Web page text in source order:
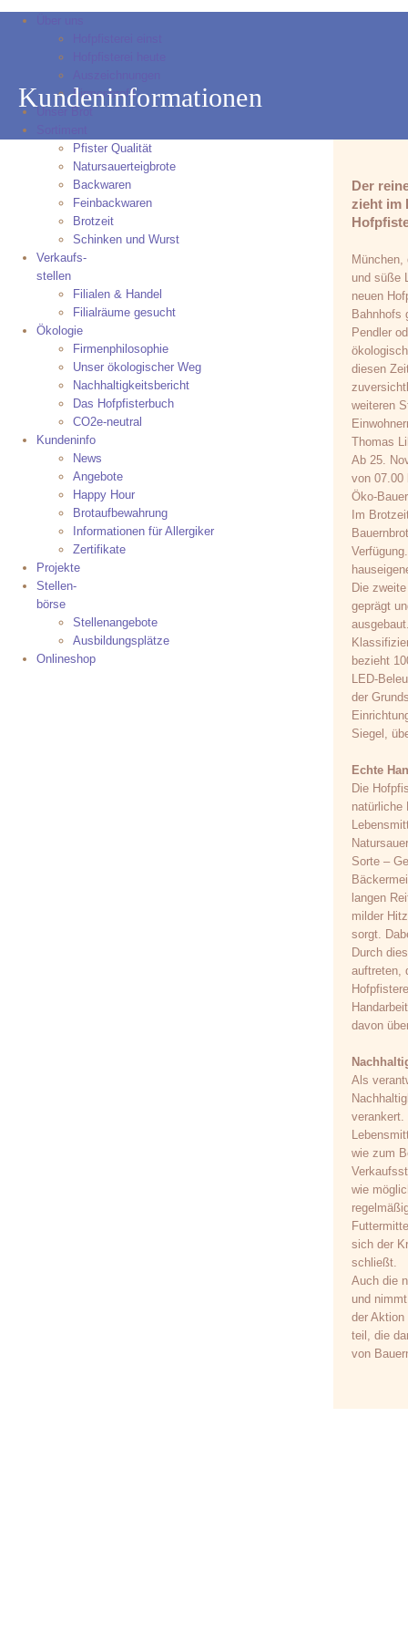
Firmenprofil
Pfister Qualität
Natursauerteigbrote
Backwaren
Feinbackwaren
Brotzeit
Schinken und Wurst
Verkaufs-
stellen
Filialen & Handel
Filialräume gesucht
Ökologie
Firmenphilosophie
Unser ökologischer Weg
Nachhaltigkeitsbericht
Das Hofpfisterbuch
CO2e-neutral
Kundeninfo
News
Angebote
Happy Hour
Brotaufbewahrung
Informationen für Allergiker
Zertifikate
Projekte
Stellen-
börse
Stellenangebote
Ausbildungsplätze
Onlineshop
Kundeninformationen
Der
zieht
und süße
neuen
Bahnhofs
Pendler
diesen
weiteren
Thomas
Ab 25.
von 07.00
Öko-
Im
Die
geprägt
bezieht
LED-
der
Siegel,
Echte
Die
natürliche
Sorte –
langen
milder
sorgt.
Durch
auftreten,
davon
Als
wie zum
wie
sich der
schließt.
Auch die
und
der Aktion
teil, die
von